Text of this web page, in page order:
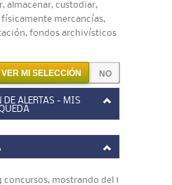
almacenar, custodiar,
mercancías,
fondos archivísticos
VER MI SELECCIÓN
DE ALERTAS - MIS
concursos, mostrando del 1